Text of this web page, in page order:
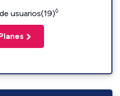
usuarios(19)◊